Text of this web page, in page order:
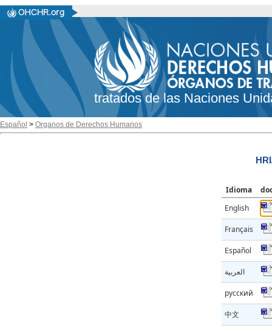
tratados de las Naciones
Español > Organos de Derechos Humanos
Idioma
English
Français
Español
العربية
русский
中文